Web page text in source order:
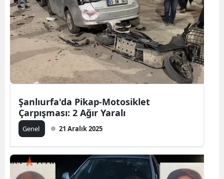
Şanlıurfa'da Pikap-Motosiklet
Çarpışması: 2 Ağır Yaralı
Genel 21 Aralık 2025